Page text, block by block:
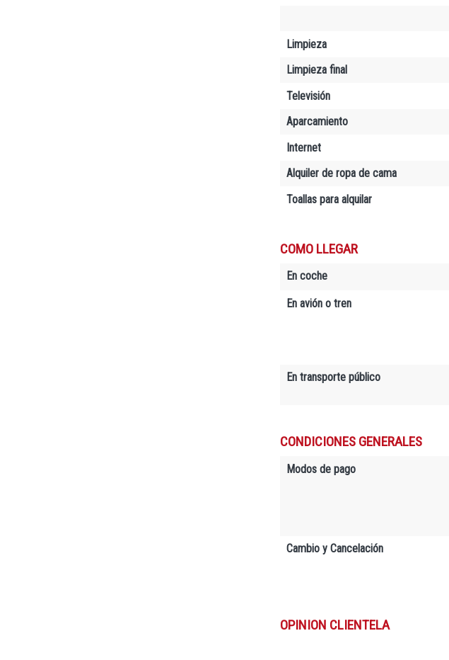
Limpieza
Limpieza final
Televisión
Aparcamiento
Internet
Alquiler de ropa de cama
Toallas para alquilar
COMO LLEGAR
En coche
En avión o tren
En transporte público
CONDICIONES GENERALES
Modos de pago
Cambio y Cancelación
OPINION CLIENTELA